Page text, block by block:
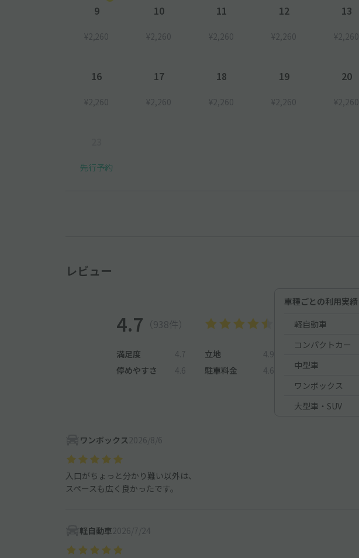
9
¥2,260
10
¥2,260
11
¥2,260
12
¥2,260
13
¥2,260
16
¥2,260
17
¥2,260
18
¥2,260
19
¥2,260
20
¥2,260
先行予約
レビュー
4.7 （938件）
満足度 4.7 立地
4.9
停めやすさ
4.6 駐車料金 4.6
車種ごとの利用実績
軽自動車
コンパクトカー
中型車
ワンボックス
大型車・SUV
ワンボックス 2026/8/6
入口がちょっと分かり難い以外は、
スペースも広く良かったです。
軽自動車2026/7/24